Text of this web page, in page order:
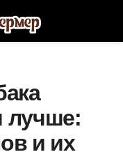
лучше:
и их